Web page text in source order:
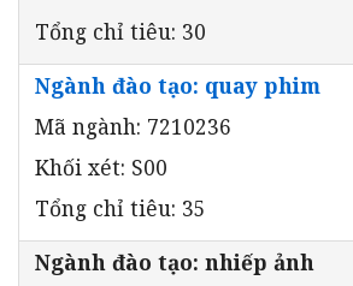
Tổng chỉ tiêu: 30
Ngành đào tạo: quay phim
Mã ngành: 7210236
Khối xét: S00
Tổng chỉ tiêu: 35
Ngành đào tạo: nhiếp ảnh